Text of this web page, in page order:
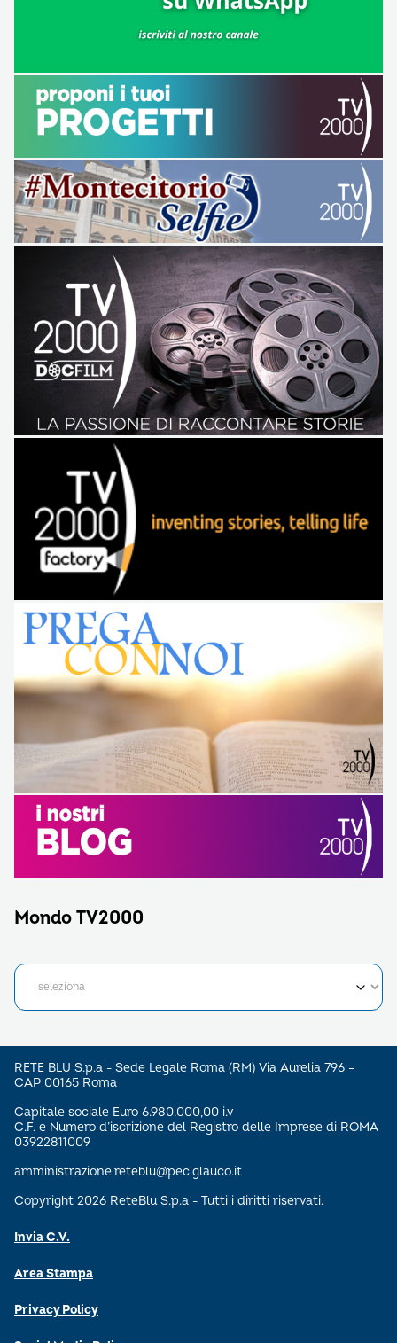
Mondo TV2000
RETE BLU S.p.a - Sede Legale Roma (RM) Via Aurelia 796 –
CAP 00165 Roma
Capitale sociale Euro 6.980.000,00 i.v
C.F. e Numero d’iscrizione del Registro delle Imprese di ROMA
03922811009
amministrazione.reteblu@pec.glauco.it
Copyright 2026 ReteBlu S.p.a - Tutti i diritti riservati.
Invia C.V.
Area Stampa
Privacy Policy